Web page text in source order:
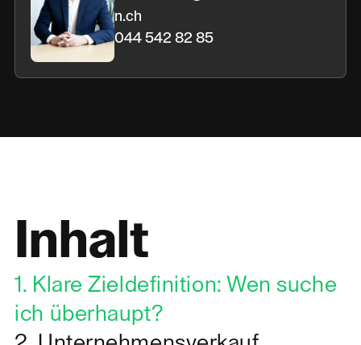
n.ch
044 542 82 85
Inhalt
1. Klare Zieldefinition: Wen suche
ich überhaupt?